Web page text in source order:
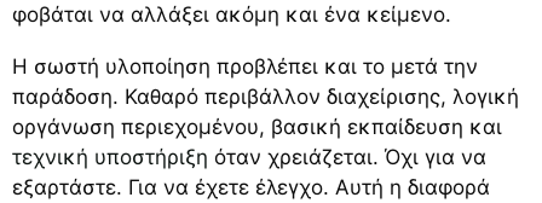
φοβάται να αλλάξει ακόμη και ένα κείμενο.
Η σωστή υλοποίηση προβλέπει και το μετά την
παράδοση. Καθαρό περιβάλλον διαχείρισης, λογική
οργάνωση περιεχομένου, βασική εκπαίδευση και
τεχνική υποστήριξη όταν χρειάζεται. Όχι για να
εξαρτάστε. Για να έχετε έλεγχο. Αυτή η διαφορά